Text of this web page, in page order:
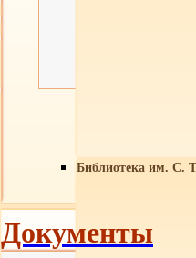
Библиотека им. С.
Документы